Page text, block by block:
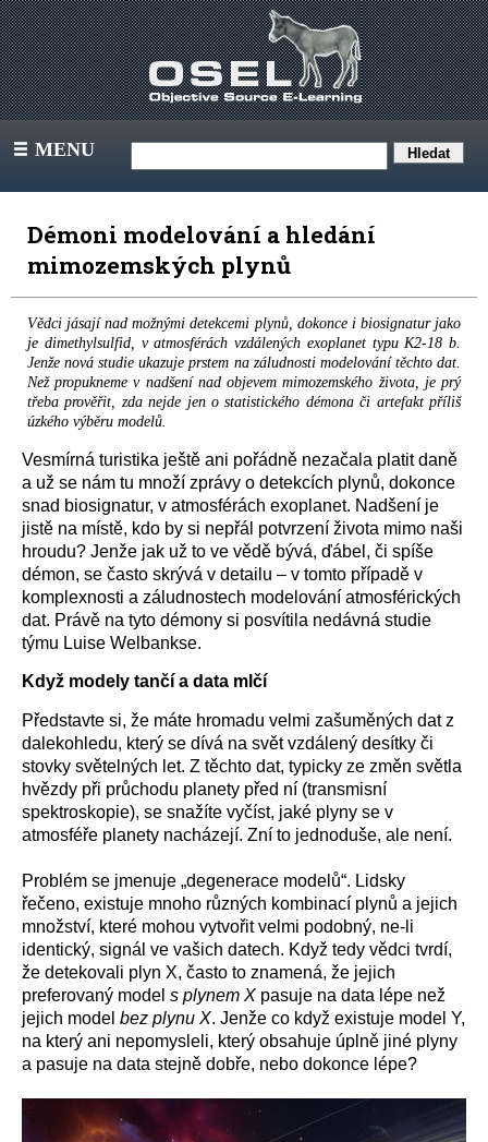
III MENU
Démoni modelování a hledání
mimozemských plynů
Vědci jásají nad možnými detekcemi plynů, dokonce i biosignatur jako
je dimethylsulfid, v atmosférách vzdálených exoplanet typu K2-18 b.
Jenže nová studie ukazuje prstem na záludnosti modelování těchto dat.
Než propukneme v nadšení nad objevem mimozemského života, je prý
třeba prověřit, zda nejde jen o statistického démona či artefakt příliš
úzkého výběru modelů.
Vesmírná turistika ještě ani pořádně nezačala platit daně
a už se nám tu množí zprávy o detekcích plynů, dokonce
snad biosignatur, v atmosférách exoplanet. Nadšení je
jistě na místě, kdo by si nepřál potvrzení života mimo naši
hroudu? Jenže jak už to ve vědě bývá, ďábel, či spíše
démon, se často skrývá v detailu – v tomto případě v
komplexnosti a záludnostech modelování atmosférických
dat. Právě na tyto démony si posvítila nedávná studie
týmu Luise Welbankse.
Když modely tančí a data mlčí
Představte si, že máte hromadu velmi zašuměných dat z
dalekohledu, který se dívá na svět vzdálený desítky či
stovky světelných let. Z těchto dat, typicky ze změn světla
hvězdy při průchodu planety před ní (transmisní
spektroskopie), se snažíte vyčíst, jaké plyny se v
atmosféře planety nacházejí. Zní to jednoduše, ale není.
Problém se jmenuje „degenerace modelů“. Lidsky
řečeno, existuje mnoho různých kombinací plynů a jejich
množství, které mohou vytvořit velmi podobný, ne-li
identický, signál ve vašich datech. Když tedy vědci tvrdí,
že detekovali plyn X, často to znamená, že jejich
preferovaný model s plynem X pasuje na data lépe než
jejich model bez plynu X. Jenže co když existuje model Y,
na který ani nepomysleli, který obsahuje úplně jiné plyny
a pasuje na data stejně dobře, nebo dokonce lépe?